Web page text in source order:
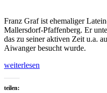
Franz Graf ist ehemaliger
Mallersdorf-Pfaffenberg. Er
das zu seiner aktiven Zeit u.a.
Aiwanger besucht wurde.
„Köpfe:
weiterlesen
teilen: